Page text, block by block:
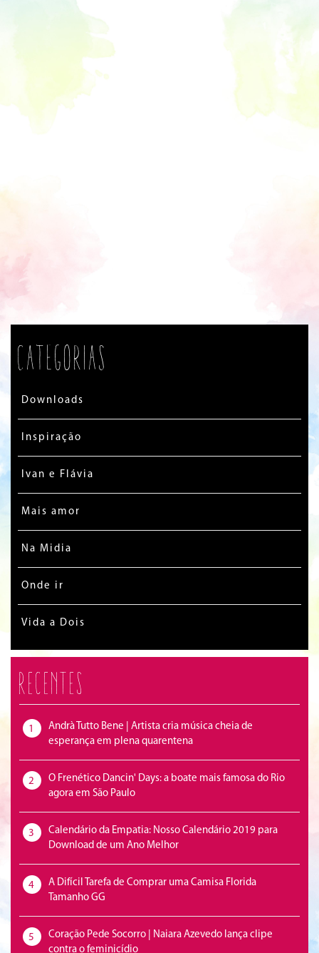
Categorias
Downloads
Inspiração
Ivan e Flávia
Mais amor
Na Midia
Onde ir
Vida a Dois
Recentes
1
Andrà Tutto Bene | Artista cria música cheia de
esperança em plena quarentena
2
O Frenético Dancin' Days: a boate mais famosa do Rio
agora em São Paulo
3
Calendário da Empatia: Nosso Calendário 2019 para
Download de um Ano Melhor
4
A Difícil Tarefa de Comprar uma Camisa Florida
Tamanho GG
5
Coração Pede Socorro | Naiara Azevedo lança clipe
contra o feminicídio